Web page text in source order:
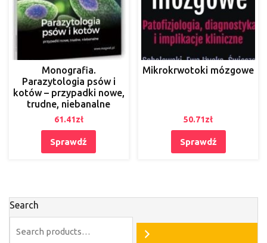
Monografia.
Parazytologia psów i
kotów – przypadki nowe,
trudne, niebanalne
61.41zł
Sprawdź
Mikrokrwotoki mózgowe
50.71zł
Sprawdź
Search